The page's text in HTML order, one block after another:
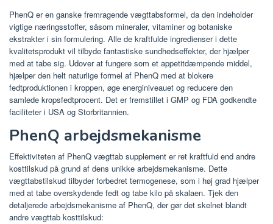
PhenQ er en ganske fremragende vægttabsformel, da den indeholder
vigtige næringsstoffer, såsom mineraler, vitaminer og botaniske
ekstrakter i sin formulering. Alle de kraftfulde ingredienser i dette
kvalitetsprodukt vil tilbyde fantastiske sundhedseffekter, der hjælper
med at tabe sig. Udover at fungere som et appetitdæmpende middel,
hjælper den helt naturlige formel af PhenQ med at blokere
fedtproduktionen i kroppen, øge energiniveauet og reducere den
samlede kropsfedtprocent. Det er fremstillet i GMP og FDA godkendte
faciliteter i USA og Storbritannien.
PhenQ arbejdsmekanisme
Effektiviteten af ​​PhenQ vægttab supplement er ret kraftfuld end andre
kosttilskud på grund af dens unikke arbejdsmekanisme. Dette
vægttabstilskud tilbyder forbedret termogenese, som i høj grad hjælper
med at tabe overskydende fedt og tabe kilo på skalaen. Tjek den
detaljerede arbejdsmekanisme af PhenQ, der gør det skelnet blandt
andre vægttab kosttilskud: